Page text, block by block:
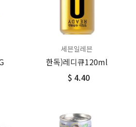
세븐일레븐
한독)레디큐120ml
$ 4.40